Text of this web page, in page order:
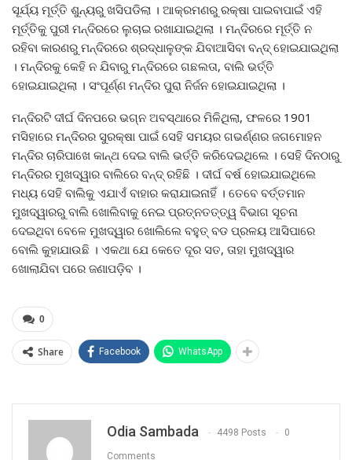
ସୂର୍ଯ୍ୟ ମୂର୍ତ୍ତି ଶୁନ୍ୟରୁ ଖସିପଡିଲା । ଆକ୍ରମଣରୁ ରକ୍ଷା ପାଇବାପାଇଁ ଏହି
ମୂର୍ତ୍ତିକୁ ପୁରୀ ମନ୍ଦିରରେ ଲୁଚାଇ ରଖାଯାଇଥିଲା । ମନ୍ଦିରରେ ମୂର୍ତ୍ତି ନ
ରହିବା କାରଣରୁ ମନ୍ଦିରରେ ଶ୍ରଦ୍ଧାଳୁଙ୍କ ଯିବାଆସିବା ବନ୍ଦ୍ ହୋଇଯାଇଥିଲା
। ମନ୍ଦିରକୁ କେହି ନ ଯିବାରୁ ମନ୍ଦିରରେ ଗଛଲତା, ବାଲି ଭର୍ତ୍ତି
ହୋଇଯାଇଥିଲା । ସଂପୂର୍ଣ୍ଣ ମନ୍ଦିର ପୁରା ନିର୍ଜନ ହୋଇଯାଇଥିଲା ।
ମନ୍ଦିରଟି ଦୀର୍ଘ ଦିନପରେ ଭଗ୍ନ ଅବସ୍ଥାରେ ମିଳିଥିଲା, ଫଳରେ 1901
ମସିହାରେ ମନ୍ଦିରର ସୁରକ୍ଷା ପାଇଁ ସେହି ସମୟର ଗଭର୍ଣ୍ଣର ଜଗମୋହନ
ମନ୍ଦିର ଚାରିପାଖେ କାନ୍ଥ ଦେଇ ବାଲି ଭର୍ତ୍ତି କରିଦେଇଥିଲେ । ସେହି ଦିନଠାରୁ
ମନ୍ଦିରର ମୁଖଦ୍ୱାର ବାଲିରେ ବନ୍ଦ୍ ରହିଛି । ଦୀର୍ଘ ବର୍ଷ ହୋଇଯାଇଥିଲେ
ମଧ୍ୟ ସେହି ବାଲିକୁ ଏଯାଏଁ ବାହାର କରାଯାଇନାହିଁ । ତେବେ ବର୍ତ୍ତମାନ
ମୁଖଦ୍ୱାରରୁ ବାଲି ଖୋଲିବାକୁ ନେଇ ପ୍ରତ୍ନତତ୍ତ୍ୱ ବିଭାଗ ସୂଚନା
ଦେଇଥିବା ବେଳେ ମୁଖଦ୍ୱାର ଖୋଲିଲେ ବହୁତ୍ ବଡ ପ୍ରଳୟ ଆସିପାରେ
ବୋଲି କୁହାଯାଉଛି । ଏକଥା ଯେ କେତେ ଦୂର ସତ, ତାହା ମୁଖଦ୍ୱାର
ଖୋଲାଯିବା ପରେ ଜଣାପଡ଼ିବ ।
0
Share Facebook WhatsApp
Odia Sambada 4498 Posts 0
Comments